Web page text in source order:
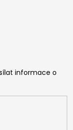
informace o